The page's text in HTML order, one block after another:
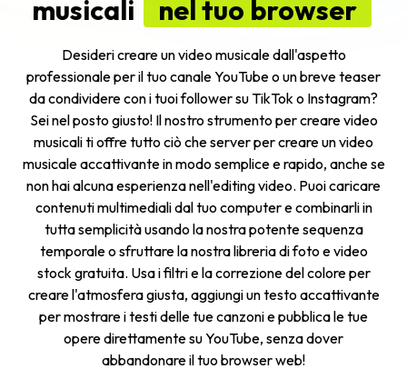
musicali
nel tuo browser
Desideri creare un video musicale dall'aspetto
professionale per il tuo canale YouTube o un breve teaser
da condividere con i tuoi follower su TikTok o Instagram?
Sei nel posto giusto! Il nostro strumento per creare video
musicali ti offre tutto ciò che server per creare un video
musicale accattivante in modo semplice e rapido, anche se
non hai alcuna esperienza nell'editing video. Puoi caricare
contenuti multimediali dal tuo computer e combinarli in
tutta semplicità usando la nostra potente sequenza
temporale o sfruttare la nostra libreria di foto e video
stock gratuita. Usa i filtri e la correzione del colore per
creare l'atmosfera giusta, aggiungi un testo accattivante
per mostrare i testi delle tue canzoni e pubblica le tue
opere direttamente su YouTube, senza dover
abbandonare il tuo browser web!